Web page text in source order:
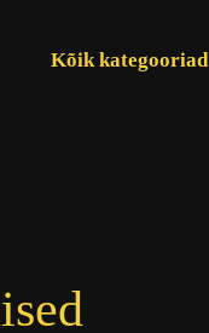
Kõik kategooriad